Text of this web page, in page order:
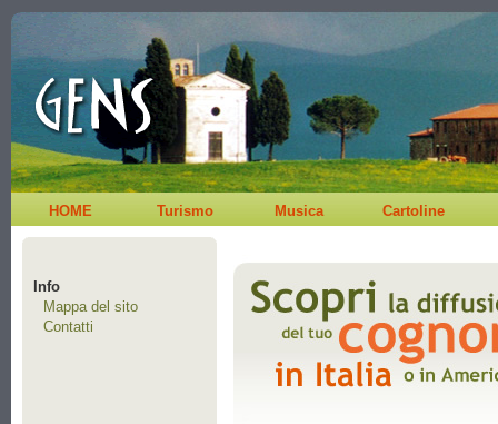
HOME Turismo Musica Cartoline
Info
Mappa del sito
Contatti